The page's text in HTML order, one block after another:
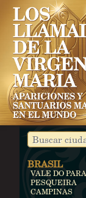
BRASIL
VALE DO
PESQUEIRA
CAMPINAS